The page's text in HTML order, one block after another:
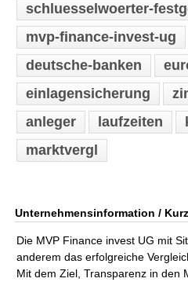
schluesselwoerter-
mvp-finance-invest-ug
deutsche-banken
einlagensicherung
anleger
laufzeiten
marktvergl
Unternehmensinformation /
Die MVP Finance invest UG mit
anderem das erfolgreiche
Mit dem Ziel, Transparenz in den